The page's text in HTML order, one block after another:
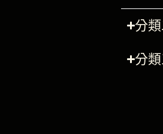
分
分